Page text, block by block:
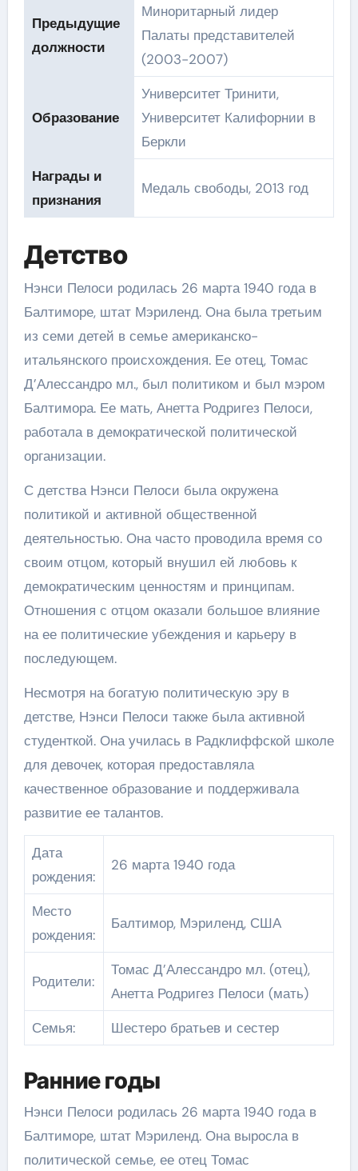
Предыдущие
должности
Миноритарный лидер
Палаты представителей
(2003-2007)
Образование
Университет Тринити,
Университет Калифорнии в
Беркли
Награды и
признания
Медаль свободы, 2013 год
Детство
Нэнси Пелоси родилась 26 марта 1940 года в
Балтиморе, штат Мэриленд. Она была третьим
из семи детей в семье американско-
итальянского происхождения. Ее отец, Томас
Д’Алессандро мл., был политиком и был мэром
Балтимора. Ее мать, Анетта Родригез Пелоси,
работала в демократической политической
организации.
С детства Нэнси Пелоси была окружена
политикой и активной общественной
деятельностью. Она часто проводила время со
своим отцом, который внушил ей любовь к
демократическим ценностям и принципам.
Отношения с отцом оказали большое влияние
на ее политические убеждения и карьеру в
последующем.
Несмотря на богатую политическую эру в
детстве, Нэнси Пелоси также была активной
студенткой. Она училась в Радклиффской школе
для девочек, которая предоставляла
качественное образование и поддерживала
развитие ее талантов.
Дата
рождения:
26 марта 1940 года
Место
рождения:
Балтимор, Мэриленд, США
Родители:
Томас Д’Алессандро мл. (отец),
Анетта Родригез Пелоси (мать)
Семья:
Шестеро братьев и сестер
Ранние годы
Нэнси Пелоси родилась 26 марта 1940 года в
Балтиморе, штат Мэриленд. Она выросла в
политической семье, ее отец Томас